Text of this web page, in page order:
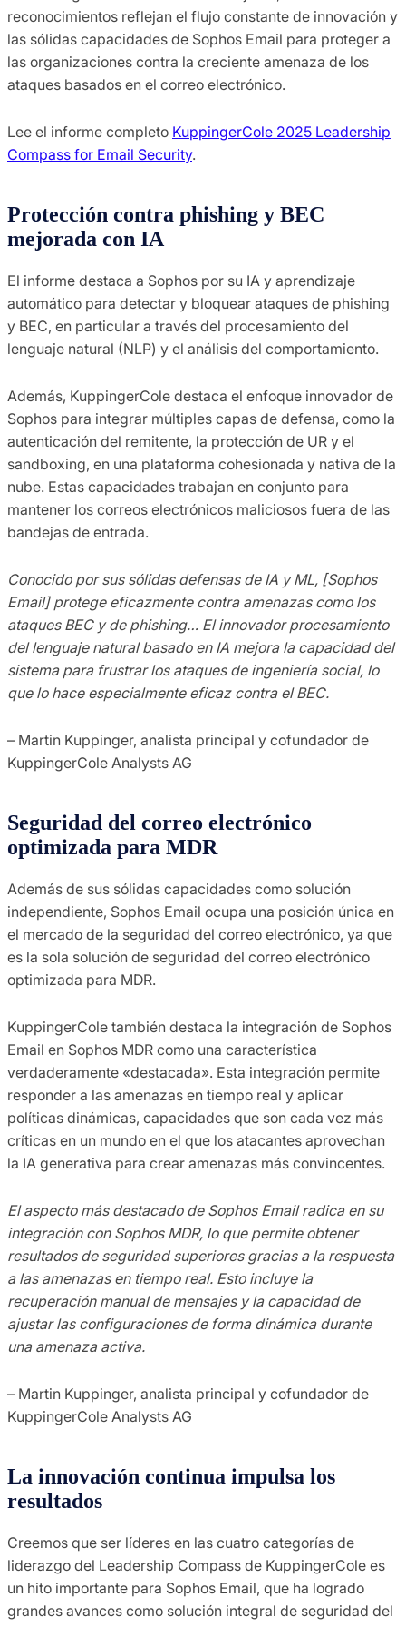
reconocimientos reflejan el flujo constante de innovación y
las sólidas capacidades de Sophos Email para proteger a
las organizaciones contra la creciente amenaza de los
ataques basados en el correo electrónico.
Lee el informe completo KuppingerCole 2025 Leadership
Compass for Email Security.
Protección contra phishing y BEC
mejorada con IA
El informe destaca a Sophos por su IA y aprendizaje
automático para detectar y bloquear ataques de phishing
y BEC, en particular a través del procesamiento del
lenguaje natural (NLP) y el análisis del comportamiento.
Además, KuppingerCole destaca el enfoque innovador de
Sophos para integrar múltiples capas de defensa, como la
autenticación del remitente, la protección de UR y el
sandboxing, en una plataforma cohesionada y nativa de la
nube. Estas capacidades trabajan en conjunto para
mantener los correos electrónicos maliciosos fuera de las
bandejas de entrada.
Conocido por sus sólidas defensas de IA y ML, [Sophos
Email] protege eficazmente contra amenazas como los
ataques BEC y de phishing… El innovador procesamiento
del lenguaje natural basado en IA mejora la capacidad del
sistema para frustrar los ataques de ingeniería social, lo
que lo hace especialmente eficaz contra el BEC.
– Martin Kuppinger, analista principal y cofundador de
KuppingerCole Analysts AG
Seguridad del correo electrónico
optimizada para MDR
Además de sus sólidas capacidades como solución
independiente, Sophos Email ocupa una posición única en
el mercado de la seguridad del correo electrónico, ya que
es la sola solución de seguridad del correo electrónico
optimizada para MDR.
KuppingerCole también destaca la integración de Sophos
Email en Sophos MDR como una característica
verdaderamente «destacada». Esta integración permite
responder a las amenazas en tiempo real y aplicar
políticas dinámicas, capacidades que son cada vez más
críticas en un mundo en el que los atacantes aprovechan
la IA generativa para crear amenazas más convincentes.
El aspecto más destacado de Sophos Email radica en su
integración con Sophos MDR, lo que permite obtener
resultados de seguridad superiores gracias a la respuesta
a las amenazas en tiempo real. Esto incluye la
recuperación manual de mensajes y la capacidad de
ajustar las configuraciones de forma dinámica durante
una amenaza activa.
– Martin Kuppinger, analista principal y cofundador de
KuppingerCole Analysts AG
La innovación continua impulsa los
resultados
Creemos que ser líderes en las cuatro categorías de
liderazgo del Leadership Compass de KuppingerCole es
un hito importante para Sophos Email, que ha logrado
grandes avances como solución integral de seguridad del